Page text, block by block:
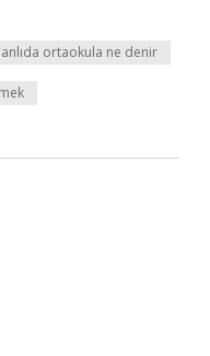
ortaokula ne denir